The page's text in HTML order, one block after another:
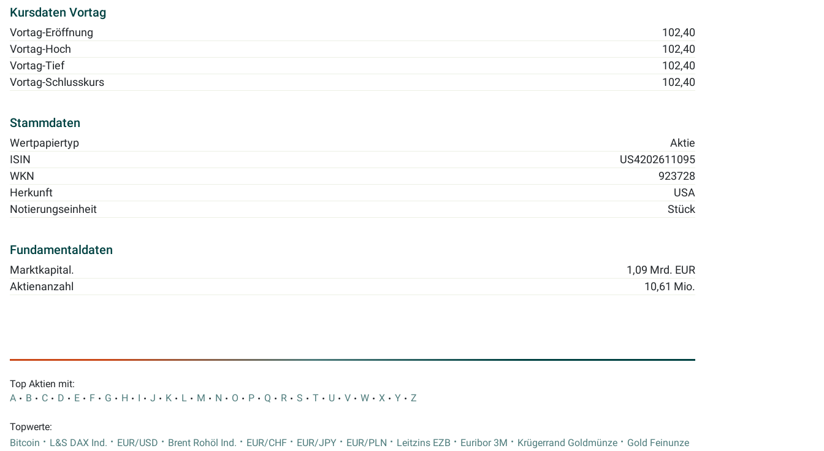
Kursdaten Vortag
Vortag-Eröffnung
102,40
Vortag-Hoch
102,40
Vortag-Tief
102,40
Vortag-Schlusskurs
102,40
Stammdaten
Wertpapiertyp
Aktie
ISIN
US4202611095
WKN
923728
Herkunft
USA
Notierungseinheit
Stück
Fundamentaldaten
Marktkapital.
1,09 Mrd. EUR
Aktienanzahl
10,61 Mio.
Top Aktien mit:
A
B C D E F G H I J K L M N O P Q R S T U V W X Y Z
Topwerte:
Bitcoin
L&S DAX Ind. EUR/USD Brent Rohöl Ind. EUR/CHF EUR/JPY EUR/PLN Leitzins EZB Euribor 3M Krügerrand Goldmünze Gold Feinunze